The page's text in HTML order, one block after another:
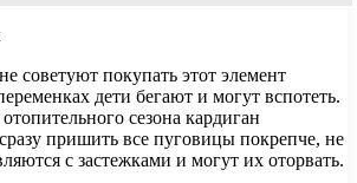
советуют покупать этот элемент
дети бегают и могут вспотеть.
сезона кардиган
пришить все пуговицы покрепче, не
с застежками и могут их оторвать.